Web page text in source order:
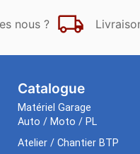
nous ?
Catalogue
Matériel Garage
Auto / Moto / PL
Atelier / Chantier BTP